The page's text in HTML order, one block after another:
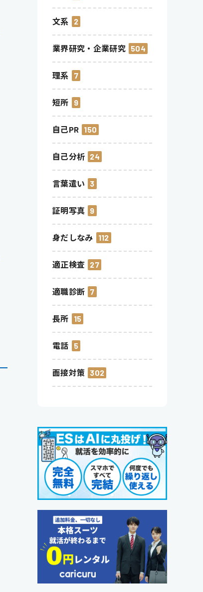
文系 2
業界研究・企業研究 504
理系 7
短所 9
自己PR 150
自己分析 24
言葉遣い 3
証明写真 9
身だしなみ 112
適正検査 27
適職診断 7
長所 15
電話 5
面接対策 302